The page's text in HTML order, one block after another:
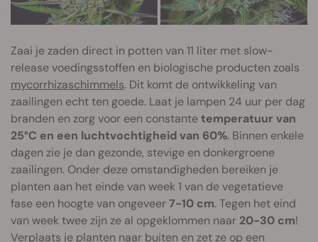
Zaai je zaden direct in potten van 11 liter met slow-
release voedingsstoffen en biologische producten zoals
mycorrhizaschimmels. Dit komt de ontwikkeling van
zaailingen echt ten goede. Laat je lampen 24 uur per dag
branden en zorg voor een constantetemperatuur van
25°C en een luchtvochtigheid van 60%. Binnen enkele
dagen zie je dan gezonde, stevige en donkergroene
zaailingen. Onder deze omstandigheden bereiken je
planten aan het einde van week 1 van de vegetatieve
fase een hoogte van ongeveer7-10 cm. Tegen het eind
van week twee zijn ze al opgeklommen naar 20-30 cm!
Verplaats je planten naar buiten en zet ze op een